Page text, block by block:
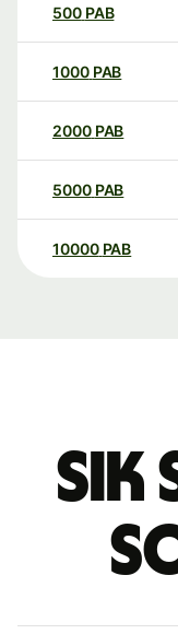
500 PAB
1000 PAB
2000 PAB
5000 PAB
10000 PAB